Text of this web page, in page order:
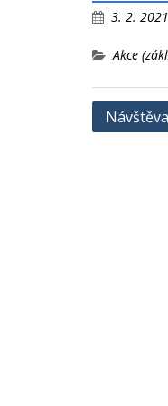
3. 2. 2021
Akce
Navigace